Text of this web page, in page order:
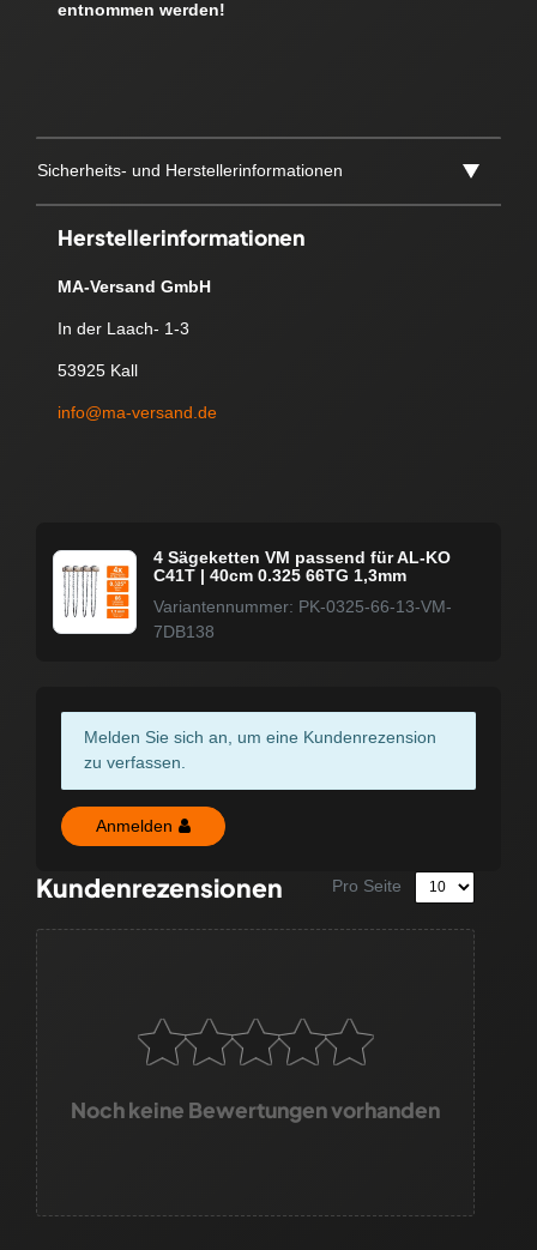
entnommen werden!
Sicherheits- und Herstellerinformationen
Herstellerinformationen
MA-Versand GmbH
In der Laach- 1-3
53925 Kall
info@ma-versand.de
4 Sägeketten VM passend für AL-KO
C41T | 40cm 0.325 66TG 1,3mm
Variantennummer: PK-0325-66-13-VM-
7DB138
Melden Sie sich an, um eine Kundenrezension
zu verfassen.
Anmelden
Kundenrezensionen Pro Seite
Noch keine Bewertungen vorhanden